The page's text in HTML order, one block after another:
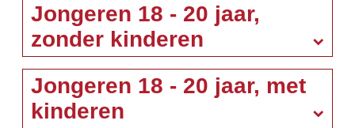
Jongeren 18 - 20 jaar,
zonder kinderen
Jongeren 18 - 20 jaar, met
kinderen